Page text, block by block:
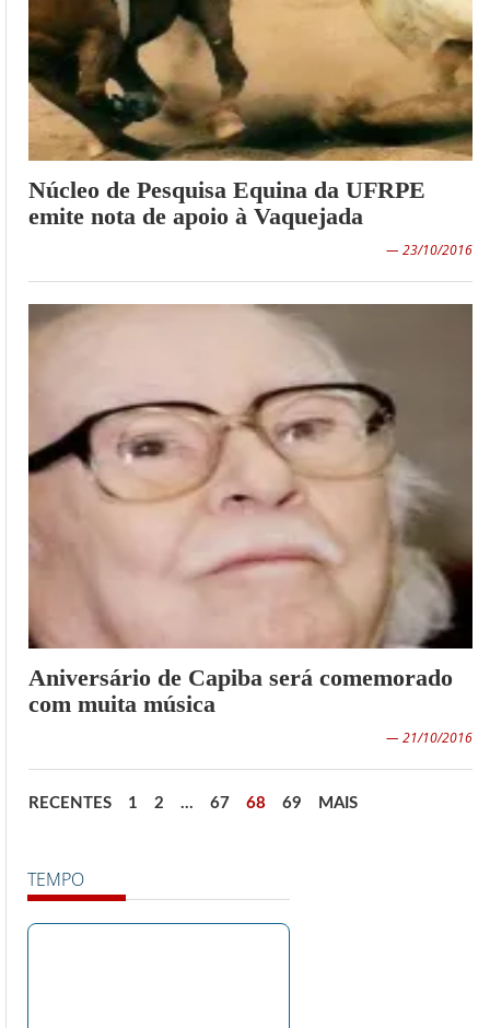
Núcleo de Pesquisa Equina da UFRPE
emite nota de apoio à Vaquejada
— 23/10/2016
Aniversário de Capiba será comemorado
com muita música
— 21/10/2016
RECENTES 1 2 … 67 68 69 MAIS
TEMPO